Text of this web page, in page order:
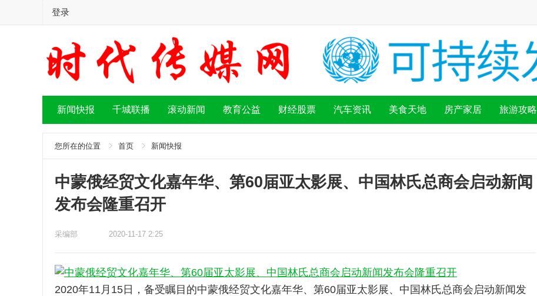
登录
新闻快报 千城联播 滚动新闻 教育公益 财经股票 汽车资讯 美食天地 房产家居 旅游攻略
您所在的位置 首页 新闻快报
中蒙俄经贸文化嘉年华、第60届亚太影展、中国林氏总商会启动新闻
发布会隆重召开
采编部 2020-11-17 2:25
2020年11月15日，备受瞩目的中蒙俄经贸文化嘉年华、第60届亚太影展、中国林氏总商会启动新闻发